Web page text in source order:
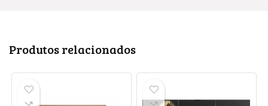
Produtos relacionados